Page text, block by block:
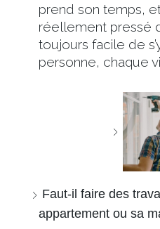
prend son temps,
réellement pressé
toujours facile de
personne, chaque
Faut-il faire des
appartement ou sa